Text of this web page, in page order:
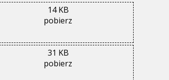
14 KB
pobierz
31 KB
pobierz